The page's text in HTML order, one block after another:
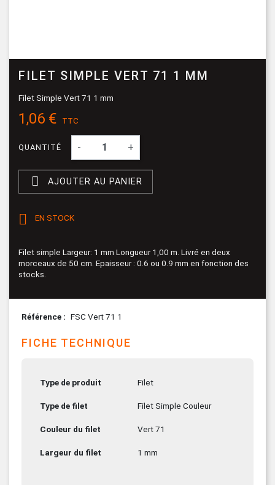
FILET SIMPLE VERT 71 1 MM
Filet Simple Vert 71 1 mm
1,06 € TTC
QUANTITÉ - +
 AJOUTER AU PANIER
 EN STOCK
Filet simple Largeur: 1 mm Longueur 1,00 m. Livré en deux
morceaux de 50 cm. Epaisseur : 0.6 ou 0.9 mm en fonction des
stocks.
Référence FSC Vert 71 1
FICHE TECHNIQUE
Type de produit Filet
Type de filet Filet Simple Couleur
Couleur du filet Vert 71
Largeur du filet 1 mm